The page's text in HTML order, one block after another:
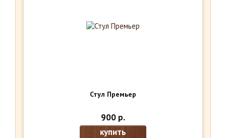
Стул Премьер
900 р.
купить